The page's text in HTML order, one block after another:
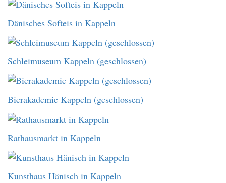
Dänisches Softeis in Kappeln
Schleimuseum Kappeln (geschlossen)
Bierakademie Kappeln (geschlossen)
Rathausmarkt in Kappeln
Kunsthaus Hänisch in Kappeln